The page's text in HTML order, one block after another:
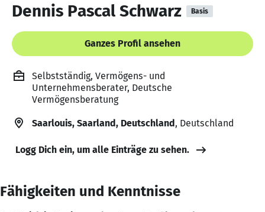
Dennis Pascal Schwarz Basis
Ganzes Profil ansehen
Selbstständig, Vermögens- und
Unternehmensberater, Deutsche
Vermögensberatung
Saarlouis, Saarland, Deutschland, Deutschland
Logg Dich ein, um alle Einträge zu sehen.
Fähigkeiten und Kenntnisse